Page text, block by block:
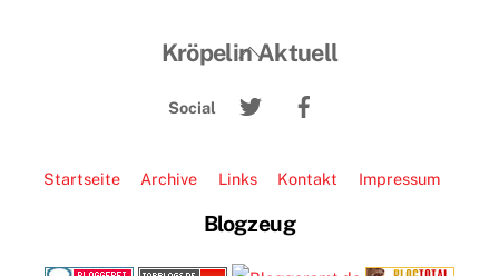
Back
Top
Kröpelin Aktuell
Social
Twitter
Startseite Archive Links Kontakt Impressum
Blogzeug